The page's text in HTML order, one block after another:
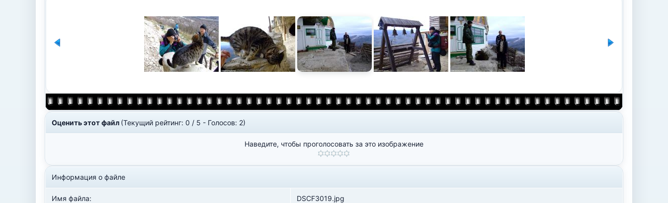
Оценить этот файл (Текущий рейтинг: 0 / 5 - Голосов: 2)
Наведите, чтобы проголосовать за это изображение
Информация о файле
Имя файла: DSCF3019.jpg